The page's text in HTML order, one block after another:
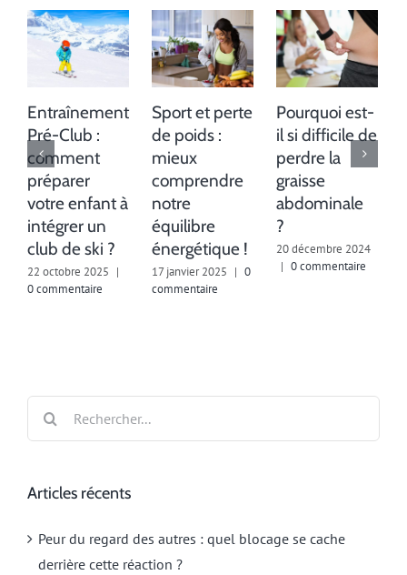
Entraînement
Pré-Club :
comment
préparer
votre enfant à
intégrer un
club de ski ?
22 octobre 2025 |
0 commentaire
Sport et perte
de poids :
mieux
comprendre
notre
équilibre
énergétique !
17 janvier 2025 | 0
commentaire
Pourquoi est-
il si difficile de
perdre la
graisse
abdominale
?
20 décembre 2024
| 0 commentaire
Rechercher:
Articles récents
Peur du regard des autres : quel blocage se cache
derrière cette réaction ?